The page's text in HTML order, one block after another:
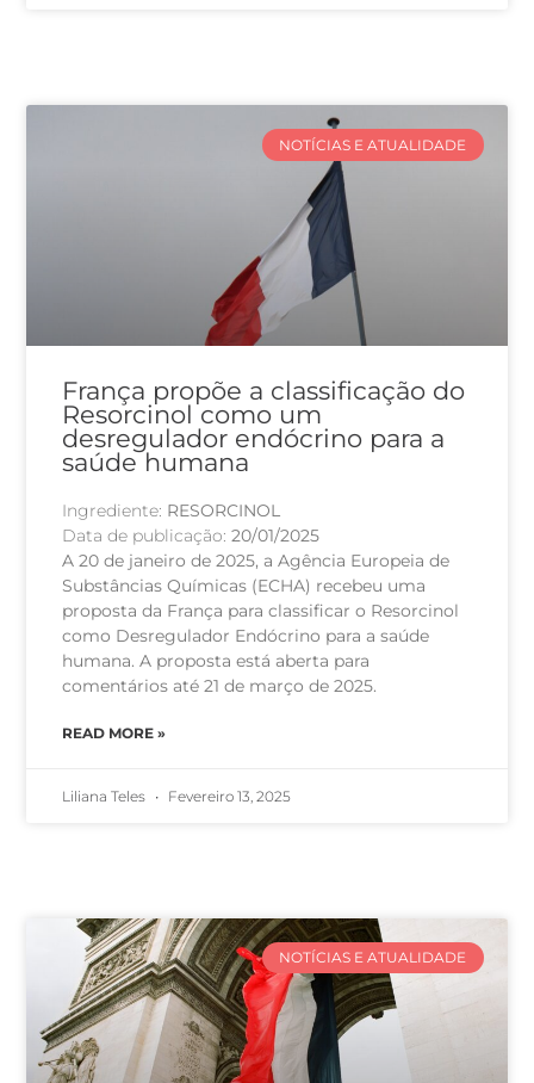
NOTÍCIAS E ATUALIDADE
França propõe a classificação do
Resorcinol como um
desregulador endócrino para a
saúde humana
Ingrediente: RESORCINOL
Data de publicação:20/01/2025
A 20 de janeiro de 2025, a Agência Europeia de
Substâncias Químicas (ECHA) recebeu uma
proposta da França para classificar o Resorcinol
como Desregulador Endócrino para a saúde
humana. A proposta está aberta para
comentários até 21 de março de 2025.
READ MORE »
Liliana Teles Fevereiro 13, 2025
NOTÍCIAS E ATUALIDADE